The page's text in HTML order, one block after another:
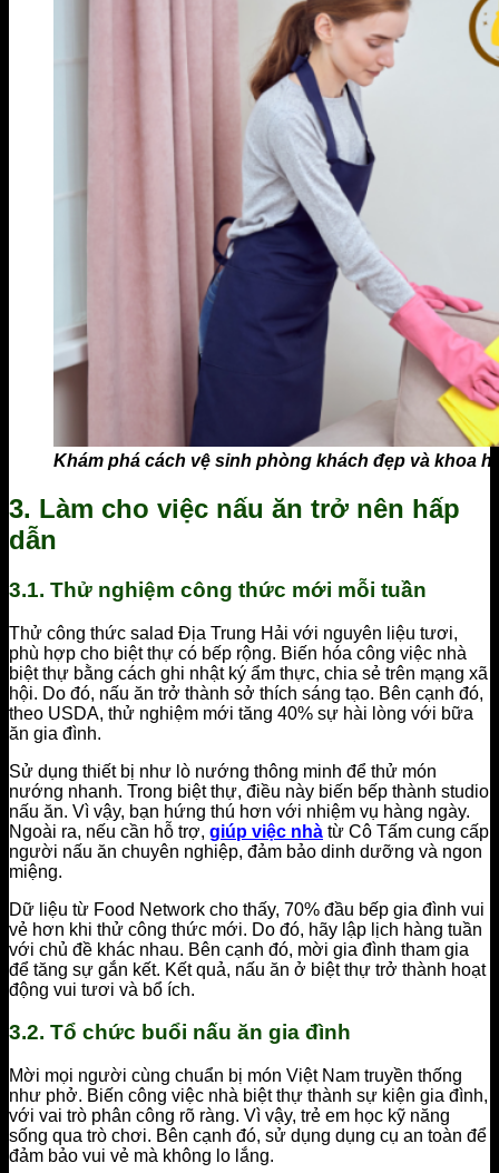
Khám phá cách vệ sinh phòng khách đẹp và khoa
3. Làm cho việc nấu ăn trở nên hấp
dẫn
3.1. Thử nghiệm công thức mới mỗi tuần
Thử công thức salad Địa Trung Hải với nguyên liệu tươi,
phù hợp cho biệt thự có bếp rộng. Biến hóa công việc nhà
biệt thự bằng cách ghi nhật ký ẩm thực, chia sẻ trên mạng xã
hội. Do đó, nấu ăn trở thành sở thích sáng tạo. Bên cạnh đó,
theo USDA, thử nghiệm mới tăng 40% sự hài lòng với bữa
ăn gia đình.
Sử dụng thiết bị như lò nướng thông minh để thử món
nướng nhanh. Trong biệt thự, điều này biến bếp thành studio
nấu ăn. Vì vậy, bạn hứng thú hơn với nhiệm vụ hàng ngày.
Ngoài ra, nếu cần hỗ trợ, giúp việc nhà từ Cô Tấm cung cấp
người nấu ăn chuyên nghiệp, đảm bảo dinh dưỡng và ngon
miệng.
Dữ liệu từ Food Network cho thấy, 70% đầu bếp gia đình vui
vẻ hơn khi thử công thức mới. Do đó, hãy lập lịch hàng tuần
với chủ đề khác nhau. Bên cạnh đó, mời gia đình tham gia
để tăng sự gắn kết. Kết quả, nấu ăn ở biệt thự trở thành hoạt
động vui tươi và bổ ích.
3.2. Tổ chức buổi nấu ăn gia đình
Mời mọi người cùng chuẩn bị món Việt Nam truyền thống
như phở. Biến công việc nhà biệt thự thành sự kiện gia đình,
với vai trò phân công rõ ràng. Vì vậy, trẻ em học kỹ năng
sống qua trò chơi. Bên cạnh đó, sử dụng dụng cụ an toàn để
đảm bảo vui vẻ mà không lo lắng.